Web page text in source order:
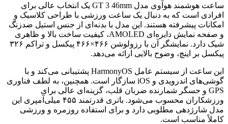
ساعت هوشمند هوآوی مدل GT 3 46mm یک انتخاب عالی برای
افرادی است که به دنبال یک ساعت ورزشی با طراحی کلاسیک و
امکانات پیشرفته هستند. این مدل با بدنه‌ای از جنس استیل ضدزنگ
و صفحه نمایش دایره‌ای AMOLED، کیفیت ساخت بالا و ظاهری
شیک دارد. نمایشگر آن با رزولوشن ۴۶۶×۴۶۶ پیکسل و تراکم ۳۲۶
پیکسل بر اینچ، وضوح بالایی ارائه می‌دهد.
این ساعت از سیستم عامل HarmonyOS پشتیبانی می‌کند و با
گوشی‌های اندرویدی و iOS سازگار است. همچنین، به لطف فناوری
GPS و حسگر شمارنده ضربان قلب، گزینه‌ای عالی برای
ورزشکاران محسوب می‌شود. باتری قدرتمند ۴۵۵ میلی‌آمپری این
مدل شارژدهی مطلوبی دارد و برای استفاده روزمره و ورزشی
کاملاً مناسب است.